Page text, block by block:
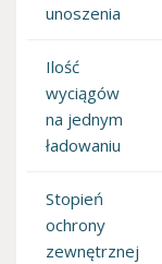
unoszenia
Ilość
wyciągów
na jednym
ładowaniu
Stopień
ochrony
zewnętrznej